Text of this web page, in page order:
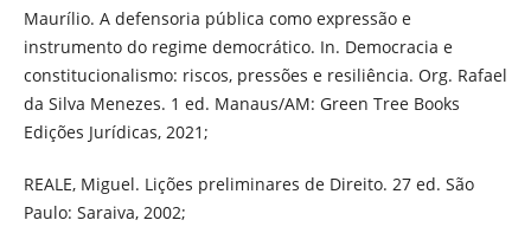
Maurílio. A defensoria pública como expressão e
instrumento do regime democrático. In. Democracia e
constitucionalismo: riscos, pressões e resiliência. Org. Rafael
da Silva Menezes. 1 ed. Manaus/AM: Green Tree Books
Edições Jurídicas, 2021;
REALE, Miguel. Lições preliminares de Direito. 27 ed. São
Paulo: Saraiva, 2002;